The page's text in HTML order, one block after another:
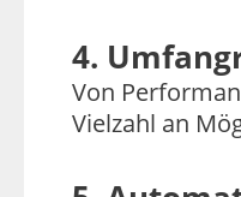
4.
Von
Vielzahl an